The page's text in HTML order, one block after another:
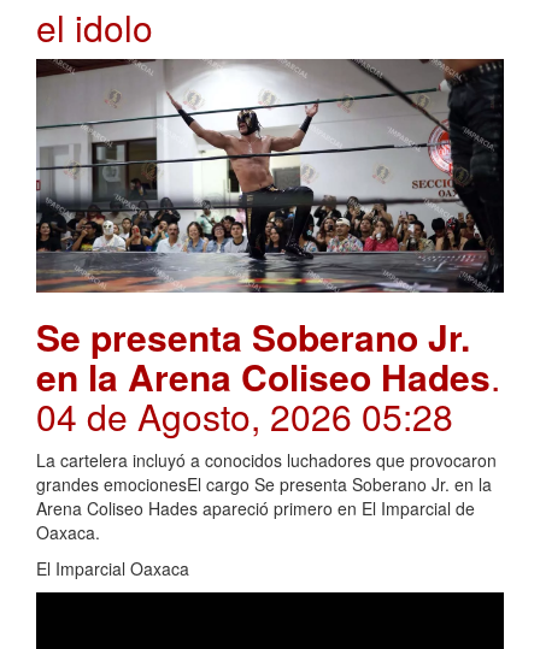
el idolo
Se presenta Soberano Jr.
en la Arena Coliseo Hades.
04 de Agosto, 2026 05:28
La cartelera incluyó a conocidos luchadores que provocaron
grandes emocionesEl cargo Se presenta Soberano Jr. en la
Arena Coliseo Hades apareció primero en El Imparcial de
Oaxaca.
El Imparcial Oaxaca